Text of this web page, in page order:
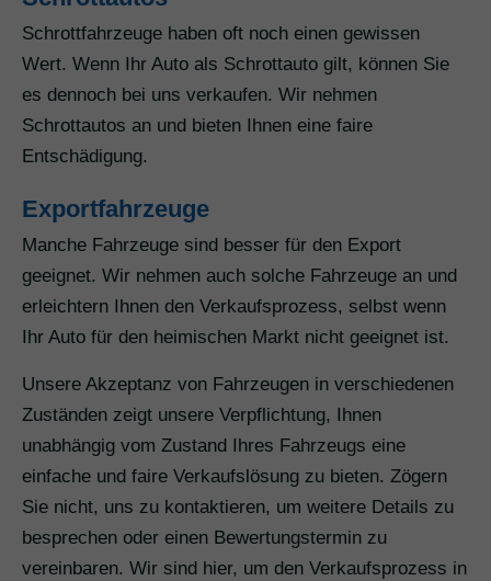
Schrottfahrzeuge haben oft noch einen gewissen
Wert. Wenn Ihr Auto als Schrottauto gilt, können Sie
es dennoch bei uns verkaufen. Wir nehmen
Schrottautos an und bieten Ihnen eine faire
Entschädigung.
Exportfahrzeuge
Manche Fahrzeuge sind besser für den Export
geeignet. Wir nehmen auch solche Fahrzeuge an und
erleichtern Ihnen den Verkaufsprozess, selbst wenn
Ihr Auto für den heimischen Markt nicht geeignet ist.
Unsere Akzeptanz von Fahrzeugen in verschiedenen
Zuständen zeigt unsere Verpflichtung, Ihnen
unabhängig vom Zustand Ihres Fahrzeugs eine
einfache und faire Verkaufslösung zu bieten. Zögern
Sie nicht, uns zu kontaktieren, um weitere Details zu
besprechen oder einen Bewertungstermin zu
vereinbaren. Wir sind hier, um den Verkaufsprozess in